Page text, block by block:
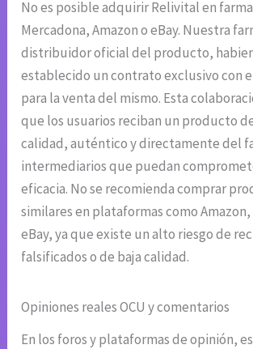
No es posible adquirir Relivital en
Mercadona, Amazon o eBay. Nuestra
distribuidor oficial del producto,
establecido un contrato exclusivo con
para la venta del mismo. Esta
que los usuarios reciban un producto
calidad, auténtico y directamente del
intermediarios que puedan
eficacia. No se recomienda comprar
similares en plataformas como
eBay, ya que existe un alto riesgo de
falsificados o de baja calidad.
Opiniones reales OCU y comentarios
En los foros y plataformas de opinión,